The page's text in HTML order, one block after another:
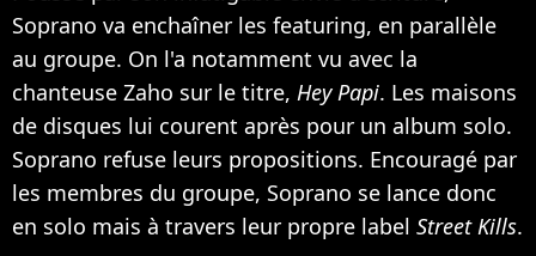
Soprano va enchaîner les featuring, en parallèle
au groupe. On l'a notamment vu avec la
chanteuse Zaho sur le titre, Hey Papi. Les maisons
de disques lui courent après pour un album solo.
Soprano refuse leurs propositions. Encouragé par
les membres du groupe, Soprano se lance donc
en solo mais à travers leur propre label Street Kills.